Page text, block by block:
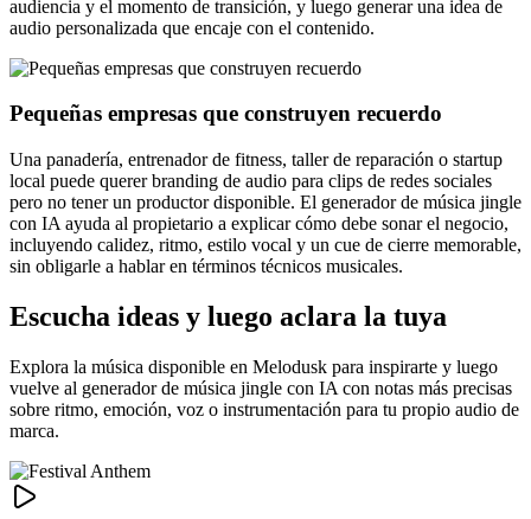
audiencia y el momento de transición, y luego generar una idea de
audio personalizada que encaje con el contenido.
Pequeñas empresas que construyen recuerdo
Una panadería, entrenador de fitness, taller de reparación o startup
local puede querer branding de audio para clips de redes sociales
pero no tener un productor disponible. El generador de música jingle
con IA ayuda al propietario a explicar cómo debe sonar el negocio,
incluyendo calidez, ritmo, estilo vocal y un cue de cierre memorable,
sin obligarle a hablar en términos técnicos musicales.
Escucha ideas y luego aclara la tuya
Explora la música disponible en Melodusk para inspirarte y luego
vuelve al generador de música jingle con IA con notas más precisas
sobre ritmo, emoción, voz o instrumentación para tu propio audio de
marca.